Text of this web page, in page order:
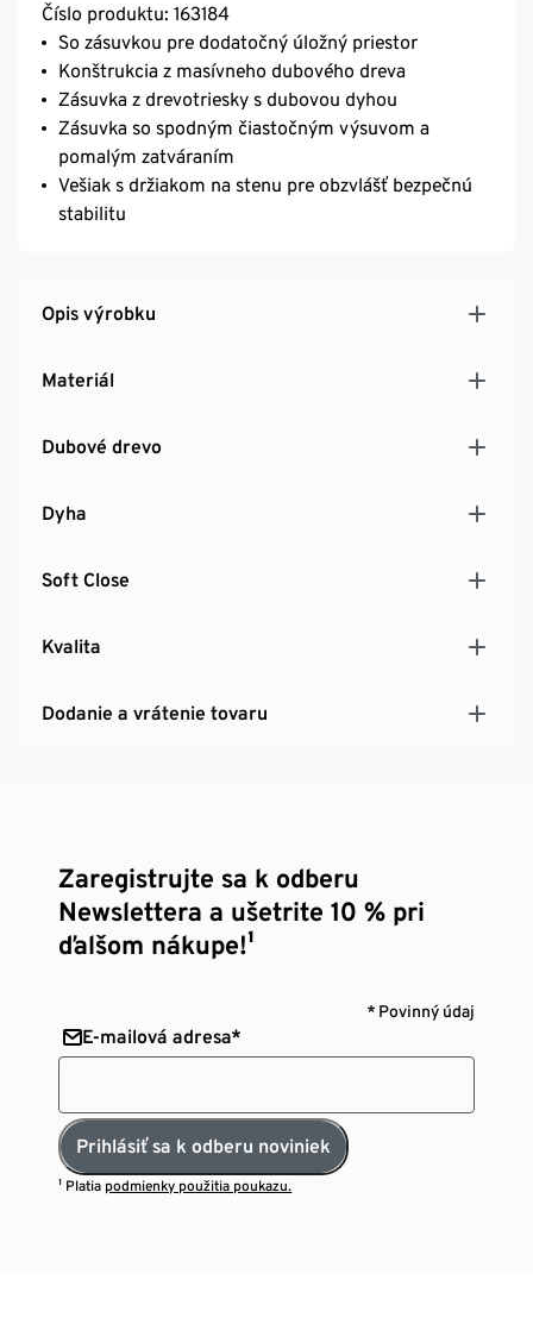
Číslo produktu: 163184
So zásuvkou pre dodatočný úložný priestor
Konštrukcia z masívneho dubového dreva
Zásuvka z drevotriesky s dubovou dyhou
Zásuvka so spodným čiastočným výsuvom a
pomalým zatváraním
Vešiak s držiakom na stenu pre obzvlášť bezpečnú
stabilitu
Opis výrobku
Materiál
Dubové drevo
Dyha
Soft Close
Kvalita
Dodanie a vrátenie tovaru
Zaregistrujte sa k odberu
Newslettera a ušetrite 10 % pri
ďalšom nákupe!¹
* Povinný údaj
E-mailová adresa*
Prihlásiť sa k odberu noviniek
¹ Platia podmienky použitia poukazu.